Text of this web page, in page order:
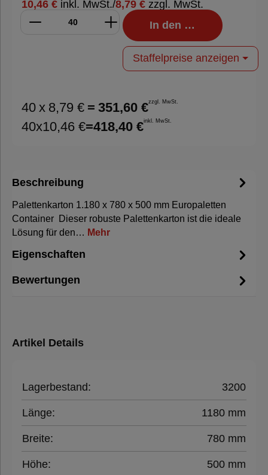
10,46 € inkl. MwSt./8,79 € zzgl. MwSt.
In den Warenkorb
Staffelpreise anzeigen
40 x 8,79 € = 351,60 €zzgl. MwSt.
40x10,46 €=418,40 €inkl. MwSt.
Beschreibung
Palettenkarton 1.180 x 780 x 500 mm Europaletten
Container Dieser robuste Palettenkarton ist die ideale
Lösung für den… Mehr
Eigenschaften
Bewertungen
Artikel Details
Lagerbestand: 3200
Länge: 1180 mm
Breite: 780 mm
Höhe: 500 mm